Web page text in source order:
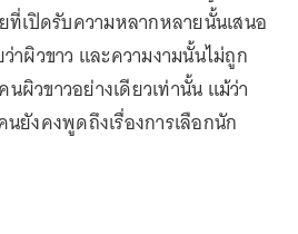
ที่เปิดรับความหลากหลายนั้นเสนอ
าผิวขาว และความงามนั้นไม่ถูก
ผิวขาวอย่างเดียวเท่านั้น แม้ว่า
ยังคงพูดถึงเรื่องการเลือกนัก